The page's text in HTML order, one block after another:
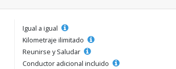
Igual a igual
Kilometraje ilimitado
Reunirse y Saludar
Conductor adicional incluido